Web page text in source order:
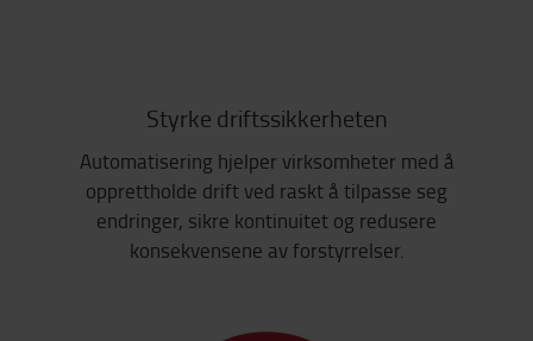
Styrke driftssikkerheten
Automatisering hjelper virksomheter med å
opprettholde drift ved raskt å tilpasse seg
endringer, sikre kontinuitet og redusere
konsekvensene av forstyrrelser.